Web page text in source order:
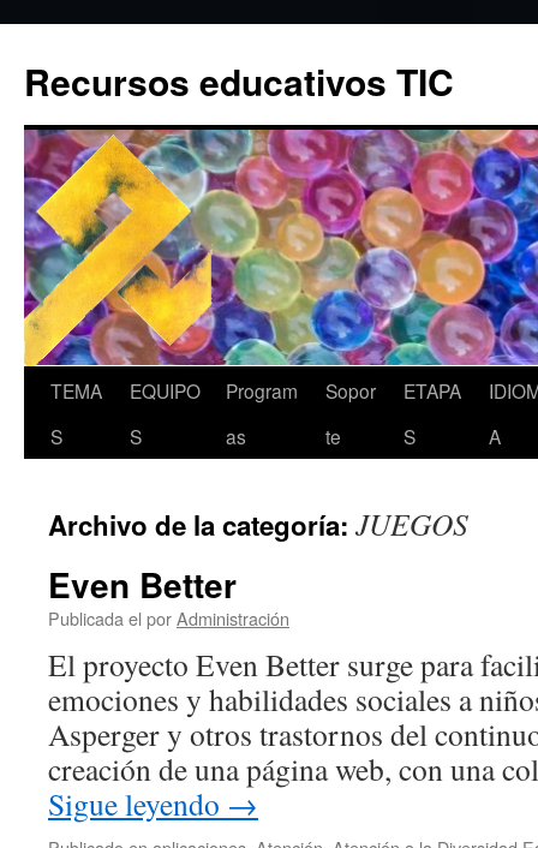
Recursos educativos TIC
Saltar
TEMA
S
EQUIPO
S
Program
as
Sopor
te
ETAPA
S
A
Archivo de la categoría: JUEGOS
Even Better
Publicada el porAdministración
El proyecto Even Better surge para
emociones y habilidades sociales a
Asperger y otros trastornos del
creación de una página web, con una
Sigue leyendo →